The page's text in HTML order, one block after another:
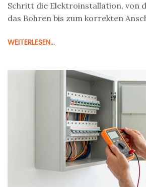
Schritt die Elektroinstallation, von
das Bohren bis zum korrekten
WEITERLESEN...